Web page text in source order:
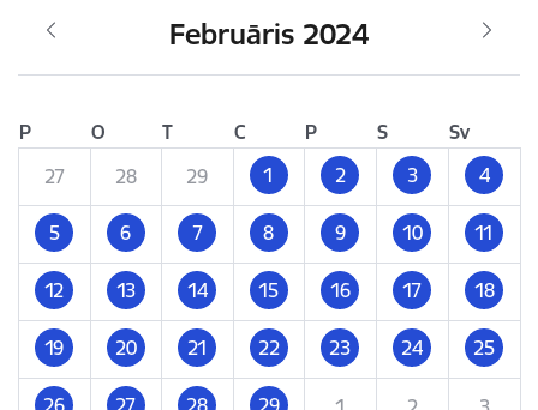
Februāris 2024
P O T C P S
Sv
27
28 29 1 2 3 4
5 6 7 8 9 10 11
12 13 14 15 16 17 18
19 20 21 22 23 24 25
26 27 28 29